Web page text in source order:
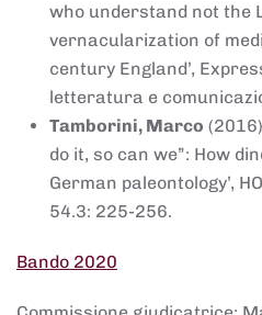
who understand not the
vernacularization of
century England’,
letteratura e
Tamborini, Marco
do it, so can we”: How
German paleontology’,
54.3: 225-256.
Bando 2020